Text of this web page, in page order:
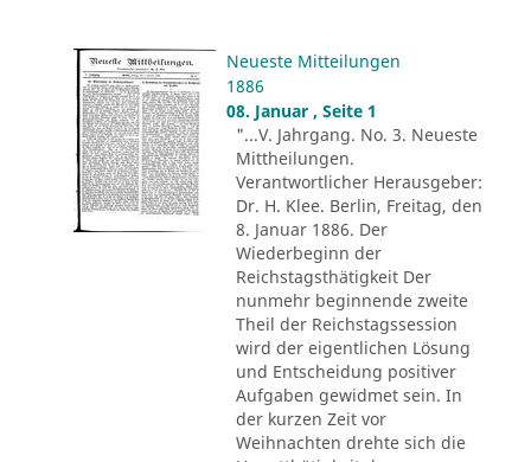
Neueste Mitteilungen
1886
08. Januar , Seite 1
"...V. Jahrgang. No. 3. Neueste
Mittheilungen.
Verantwortlicher Herausgeber:
Dr. H. Klee. Berlin, Freitag, den
8. Januar 1886. Der
Wiederbeginn der
Reichstagsthätigkeit Der
nunmehr beginnende zweite
Theil der Reichstagssession
wird der eigentlichen Lösung
und Entscheidung positiver
Aufgaben gewidmet sein. In
der kurzen Zeit vor
Weihnachten drehte sich die